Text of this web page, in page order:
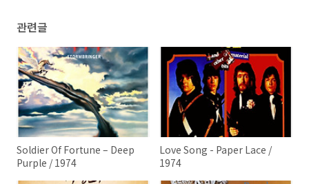
관련글
Soldier Of Fortune – Deep
Purple / 1974
Love Song - Paper Lace /
1974